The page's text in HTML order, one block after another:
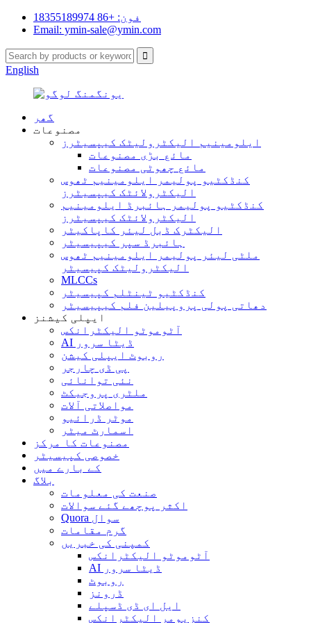
فون: +86 18355189974
Email: ymin-sale@ymin.com
English
گھر
مصنوعات
ایلومینیم الیکٹرولیٹک کیپسیٹرز
مائع بڑی مصنوعات
مائع چھوٹی مصنوعات
کنڈکٹیو پولیمر ایلومینیم ٹھوس
الیکٹرولائٹک کیپسیٹرز
کنڈکٹیو پولیمر ہائبرڈ ایلومینیم
الیکٹرولائٹک کیپسیٹرز
الیکٹرک ڈبل لیئر کاپاکیٹر
ہائبرڈ سپر کیپیسیٹر
ملٹی لیئر پولیمر ایلومینیم ٹھوس
الیکٹرولیٹک کپیسیٹر
MLCCs
کنڈکٹیو ٹینٹلم کپیسیٹر
دھاتی پولی پروپیلین فلم کیپیسیٹر
ایپلی کیشنز
آٹوموٹو الیکٹرانکس
AI ڈیٹا سرور
روبوٹ ایپلی کیشن
پی ڈی چارجر
نئی توانائی
ملٹری پروجیکٹ
مواصلاتی آلات
موٹر ڈرائیو
اسمارٹ میٹر
مصنوعات کا مرکز
خصوصی کپیسیٹر
کے بارے میں
بلاگ
صنعت کی معلومات
اکثر پوچھے گئے سوالات
Quora سوال
گرم مقامات
کمپنی کی خبریں
آٹوموٹو الیکٹرانکس
AI ڈیٹا سرور
روبوٹ
ڈرونز
ایل ای ڈی ڈسپلے
کنزیومر الیکٹرانکس